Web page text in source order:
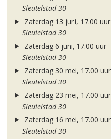
Sleutelstad 30
Zaterdag 13 juni, 17.00 uur
Sleutelstad 30
Zaterdag 6 juni, 17.00 uur
Sleutelstad 30
Zaterdag 30 mei, 17.00 uur
Sleutelstad 30
Zaterdag 23 mei, 17.00 uur
Sleutelstad 30
Zaterdag 16 mei, 17.00 uur
Sleutelstad 30